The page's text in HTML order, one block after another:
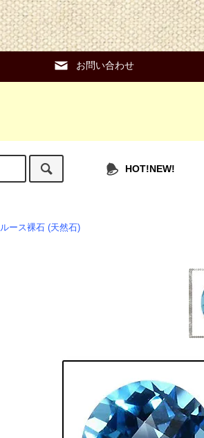
お問い合わせ
HOT!NEW!
ルース裸石 (天然石)